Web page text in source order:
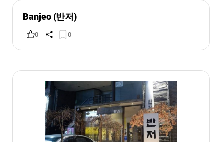
Banjeo (반저)
0 0